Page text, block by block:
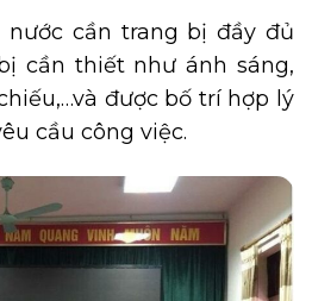
nước cần trang bị đầy đủ
cần thiết như ánh sáng,
được bố trí hợp lý
cầu công việc.